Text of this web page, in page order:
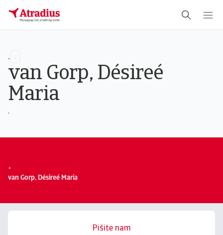
. .
van Gorp, Désireé
Maria
.
.
van Gorp, Désireé Maria
Pišite nam